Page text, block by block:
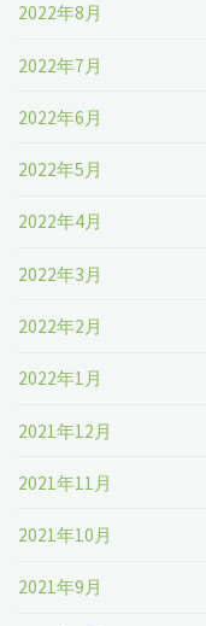
2022年8月
2022年7月
2022年6月
2022年5月
2022年4月
2022年3月
2022年2月
2022年1月
2021年12月
2021年11月
2021年10月
2021年9月